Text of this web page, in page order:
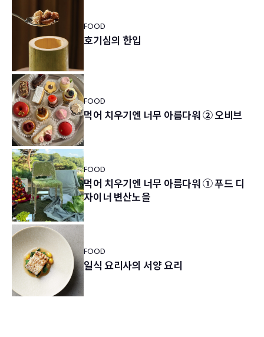
FOOD
호기심의 한입
FOOD
먹어 치우기엔 너무 아름다워 ② 오비브
FOOD
먹어 치우기엔 너무 아름다워 ① 푸드 디
자이너 변산노을
FOOD
일식 요리사의 서양 요리